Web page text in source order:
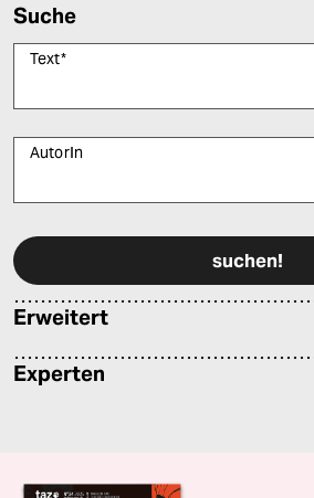
Suche
Text*
AutorIn
Erweitert
Experten